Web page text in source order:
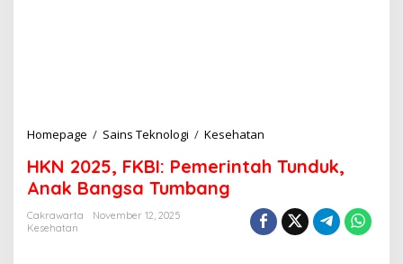
Homepage / Sains Teknologi / Kesehatan
N
2
5
HKN 2025, FKBI: Pemerintah Tunduk,
Anak Bangsa Tumbang
Cakrawarta
November 12, 2025
Kesehatan